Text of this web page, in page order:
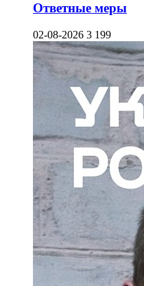
Ответные меры
02-08-2026 3 199